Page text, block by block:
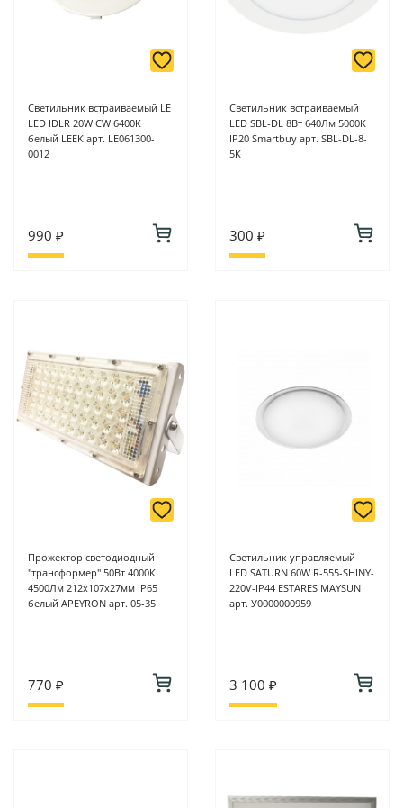
Светильник встраиваемый LE
LED IDLR 20W CW 6400К
белый LEEK арт. LE061300-
0012
990 ₽
Светильник встраиваемый
LED SBL-DL 8Вт 640Лм 5000K
IP20 Smartbuy арт. SBL-DL-8-
5K
300 ₽
Прожектор светодиодный
"трансформер" 50Вт 4000К
4500Лм 212х107х27мм IP65
белый APEYRON арт. 05-35
770 ₽
Светильник управляемый
LED SATURN 60W R-555-SHINY-
220V-IP44 ESTARES MAYSUN
арт. У0000000959
3 100 ₽